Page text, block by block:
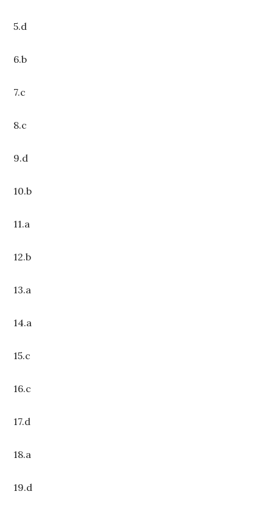
5.d
6.b
7.c
8.c
9.d
10.b
11.a
12.b
13.a
14.a
15.c
16.c
17.d
18.a
19.d